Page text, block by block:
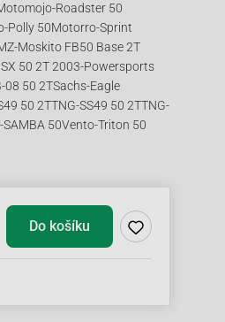
Roadster 50
Polly 50Motorro-Sprint
Moskito FB50 Base 2T
50 2T 2003-Powersports
50 2TSachs-Eagle
50 2TTNG-SS49 50 2TTNG-
50Vento-Triton 50
Do košíku